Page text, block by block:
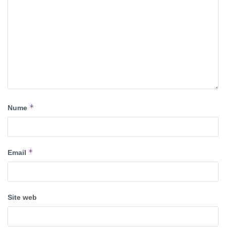
Nume *
Email *
Site web